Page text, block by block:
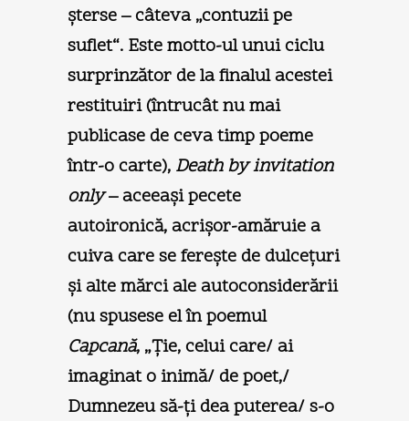
şterse – câteva „contuzii pe
suflet“. Este motto-ul unui ciclu
surprinzător de la finalul acestei
restituiri (întrucât nu mai
publicase de ceva timp poeme
într-o carte), Death by invitation
only– aceeaşi pecete
autoironică, acrişor-amăruie a
cuiva care se fereşte de dulceţuri
şi alte mărci ale autoconsiderării
(nu spusese el în poemul
Capcană, „Ţie, celui care/ ai
imaginat o inimă/ de poet,/
Dumnezeu să-ţi dea puterea/ s-o